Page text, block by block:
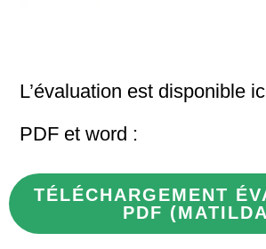
L’évaluation est disponible
PDF et word :
TÉLÉCHARGEMENT
PDF